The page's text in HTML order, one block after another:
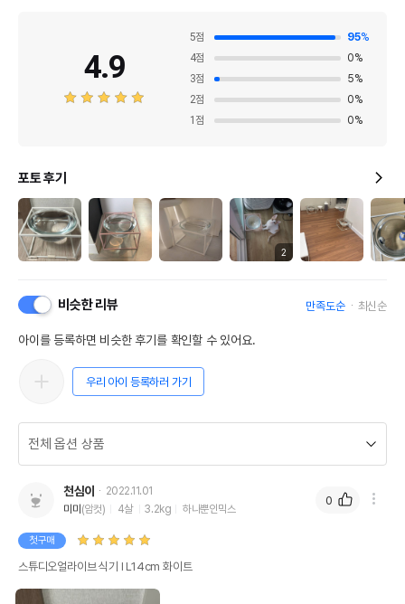
4.9
5점 95%
4점 0%
3점 5%
2점 0%
1 점 0%
포토 후기
2
비슷한 리뷰 만족도순 최신순
아이를 등록하면 비슷한 후기를 확인할 수 있어요.
우리 아이 등록하러 가기
천심이
2022.11.01
미미 (암컷) 4살 3.2kg 하나뿐인믹스
첫구매
스튜디오얼라이브 식기 Ⅰ L14cm 화이트
0